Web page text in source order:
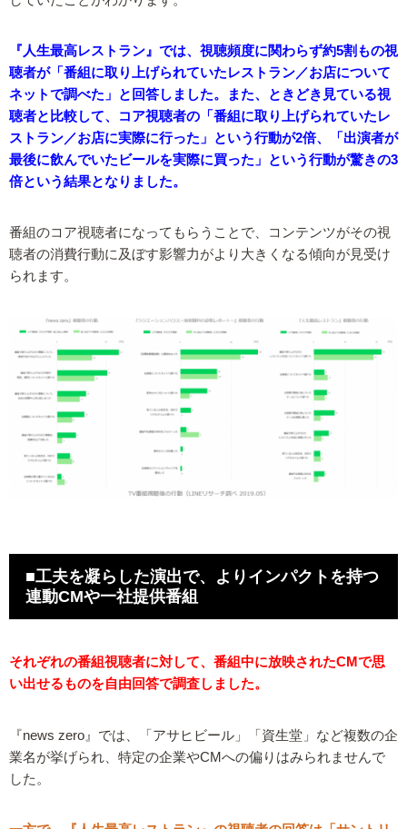
『人生最高レストラン』では、視聴頻度に関わらず約5割もの視
聴者が「番組に取り上げられていたレストラン／お店について
ネットで調べた」と回答しました。また、ときどき見ている視
聴者と比較して、コア視聴者の「番組に取り上げられていたレ
ストラン／お店に実際に行った」という行動が2倍、「出演者が
最後に飲んでいたビールを実際に買った」という行動が驚きの3
倍という結果となりました。
番組のコア視聴者になってもらうことで、コンテンツがその視
聴者の消費行動に及ぼす影響力がより大きくなる傾向が見受け
られます。
■工夫を凝らした演出で、よりインパクトを持つ
連動CMや一社提供番組
それぞれの番組視聴者に対して、番組中に放映されたCMで思
い出せるものを自由回答で調査しました。
『news zero』では、「アサヒビール」「資生堂」など複数の企
業名が挙げられ、特定の企業やCMへの偏りはみられませんで
した。